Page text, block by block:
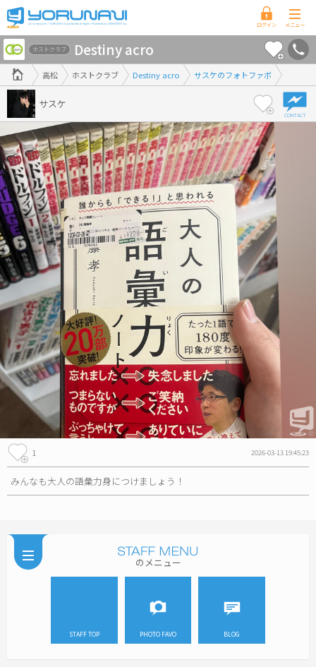
香
川
県
版
高松 ホストクラブ Destiny acro サスケのフォトファボ
ホストクラブ Destiny acro
サスケ
1 2026-03-13 19:45:23
みんなも大人の語彙力身につけましょう！
のメニュー
STAFF TOP PHOTO FAVO BLOG